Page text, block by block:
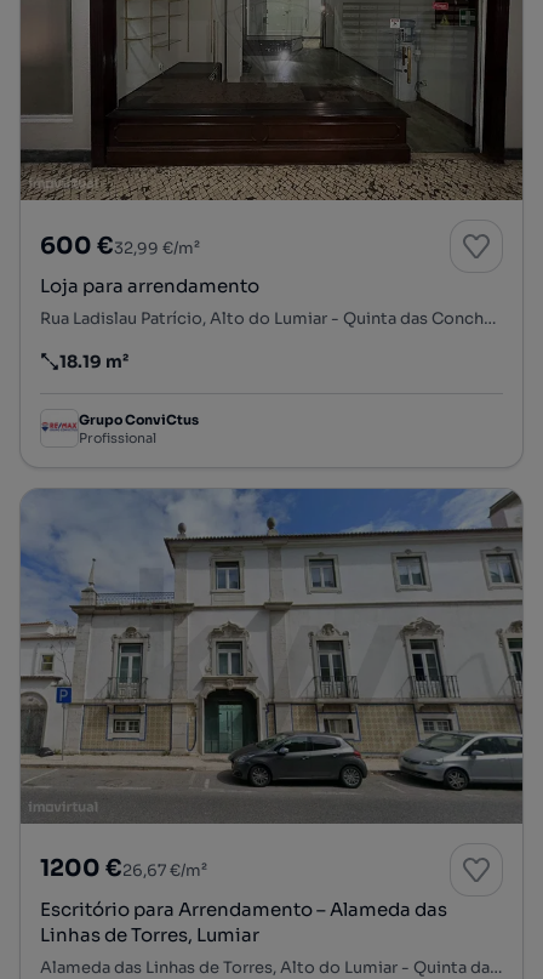
600 €32,99 €/m²
Loja para arrendamento
Rua Ladislau Patrício, Alto do Lumiar - Quinta das Conchas - Quinta do Lambert, Lumiar, Lisboa, Lisboa
Preço por metro quadrado
18.19 m²
Grupo ConviCtus
Profissional
1200 €26,67 €/m²
Escritório para Arrendamento – Alameda das
Linhas de Torres, Lumiar
Alameda das Linhas de Torres, Alto do Lumiar - Quinta das Conchas - Quinta do Lambert, Lumiar, Lisboa, Lisboa